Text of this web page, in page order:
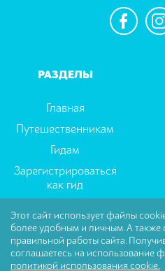
РАЗДЕЛЫ
Главная
Путешественникам
Гидам
Зарегистрироваться
как гид
Пользовательское
Этот сайт использует файлы
более удобным и личным. А
правильной работы сайта.
соглашаетесь на использование
политикой использования cookie.